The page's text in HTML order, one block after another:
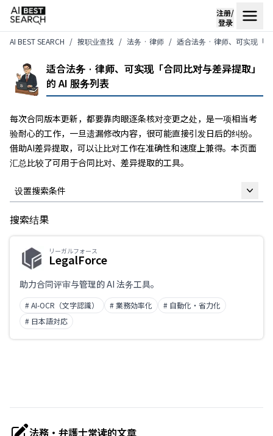
注册/
登录
AI BEST SEARCH
按职业查找 法务 · 律师 适合法务 · 律师、可实现「
适合法务 · 律师、可实现「合同比对与差异提取」
的 AI 服务列表
每次合同版本更新，都要靠肉眼逐条核对变更之处，是一项相当考
验耐心的工作，一旦遗漏修改内容，很可能直接引发日后的纠纷。
借助AI差异提取，可以让比对工作在准确性和速度上兼得。本页面
汇总比较了可用于合同比对、差异提取的工具。
设置搜索条件
自由关键词
仅限支持日语
业务课题
搜索结果
リーガルフォース
LegalForce
助力合同评审与管理的 AI 法务工具。
# AI-OCR（文字認識） # 業務効率化
# 自動化・省力化
# 日本語対応
法務・弁護士常读的文章